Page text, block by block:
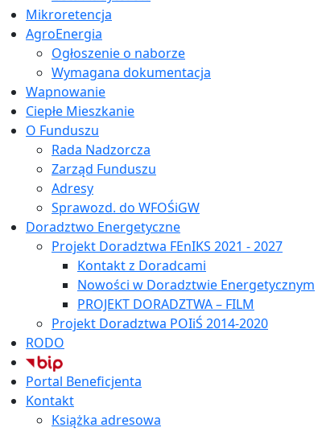
Mikroretencja
AgroEnergia
Ogłoszenie o naborze
Wymagana dokumentacja
Wapnowanie
Ciepłe Mieszkanie
O Funduszu
Rada Nadzorcza
Zarząd Funduszu
Adresy
Sprawozd. do WFOŚiGW
Doradztwo Energetyczne
Projekt Doradztwa FEnIKS 2021 - 2027
Kontakt z Doradcami
Nowości w Doradztwie Energetycznym
PROJEKT DORADZTWA – FILM
Projekt Doradztwa POIiŚ 2014-2020
RODO
Portal Beneficjenta
Kontakt
Książka adresowa